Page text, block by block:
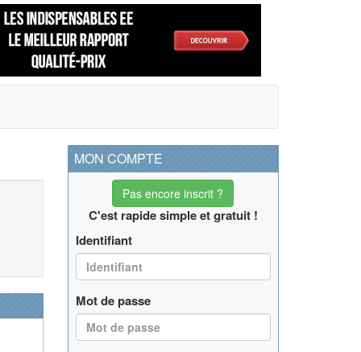
MON COMPTE
Pas encore inscrit ?
C'est rapide simple et gratuit !
Identifiant
Mot de passe